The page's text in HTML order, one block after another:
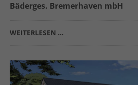
Bäderges. Bremerhaven mbH
WEITERLESEN …